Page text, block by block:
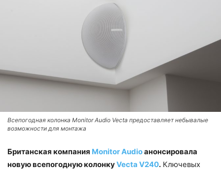
Всепогодная колонка Monitor Audio Vecta предоставляет небывалые
возможности для монтажа
Британская компания Monitor Audioанонсировала
новую всепогодную колонкуVecta V240. Ключевых